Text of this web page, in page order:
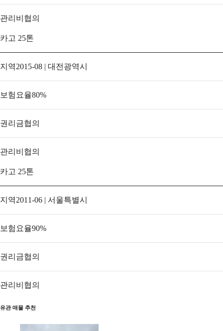
관리비 협의
카고 25톤
지역2015-08 | 대전광역시
보험요율80%
권리금협의
관리비 협의
카고 25톤
지역2011-06 | 서울특별시
보험요율90%
권리금협의
관리비 협의
유관 매물 추천